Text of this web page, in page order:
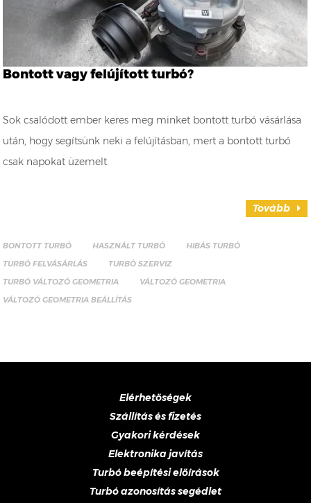
Bontott vagy felújított turbó?
Sok csalódott ember keres meg minket bontott turbó vásárlása
után, hogy segítsünk neki a felújításban, mert a bontott turbó
csak napokat üzemelt.
Tovább
BONTOTT TURBÓ HASZNÁLT TURBÓ
HIBÁS TURBÓ
TURBÓ FELVÁSÁRLÁS
TURBÓ SZERVIZ
TURBÓ VÁLTOZÓ GEOMETRIA
VÁLTOZÓ GEOMETRIA
VÁLTOZÓ GEOMETRIA BEÁLLÍTÁS
Elérhetőségek
Szállítás és fizetés
Gyakori kérdések
Elektronika javítás
Turbó beépítési előírások
Turbó azonosítás segédlet